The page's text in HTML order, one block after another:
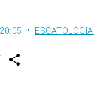
ESCATOLOGIA
w